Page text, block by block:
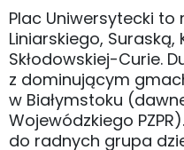
Plac Uniwersytecki
Liniarskiego, Suraską,
Skłodowskiej-Curie.
z dominującym
w Białymstoku
Wojewódzkiego
do radnych grupa